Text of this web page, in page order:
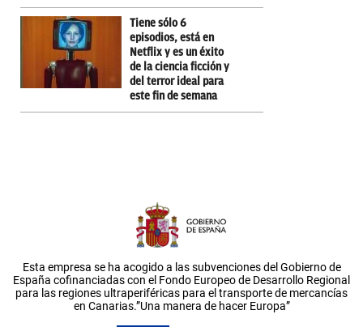
Tiene sólo 6
episodios, está en
Netflix y es un éxito
de la ciencia ficción y
del terror ideal para
este fin de semana
Esta empresa se ha acogido a las subvenciones del Gobierno de
España cofinanciadas con el Fondo Europeo de Desarrollo Regional
para las regiones ultraperiféricas para el transporte de mercancías
en Canarias.”Una manera de hacer Europa”